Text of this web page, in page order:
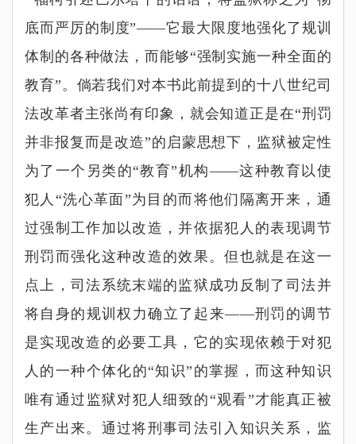
底而严厉的制度”——它最大限度地强化了规训
体制的各种做法，而能够“强制实施一种全面的
教育” 。倘若我们对本书此前提到的十八世纪司
法改革者主张尚有印象，就会知道正是在“刑罚
并非报复而是改造”的启蒙思想下，监狱被定性
为了一个另类的“教育”机构——这种教育以使
犯人 “洗心革面”为目的而将他们隔离开来，通
过强制工作加以改造，并依据犯人的表现调节
刑罚而强化这种改造的效果。但也就是在这一
点上，司法系统末端的监狱成功反制了司法并
将自身的规训权力确立了起来——刑罚的调节
是实现改造的必要工具，它的实现依赖于对犯
人的一种个体化的“知识” 的掌握，而这种知识
唯有通过监狱对犯人细致的 “观看”才能真正被
生产出来。通过将刑事司法引入知识关系，监